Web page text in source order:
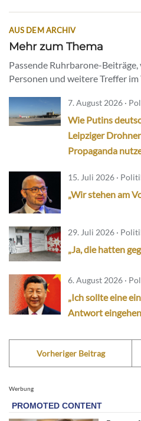
AUS DEM ARCHIV
Mehr zum Thema
Passende Ruhrbarone-
Personen und weitere Treffer im
7. August 2026 ·
Wie Putins
Leipziger
Propaganda
15. Juli 2026 ·
„Wir stehen am
29. Juli 2026 ·
„Ja, die hatten
6. August 2026 ·
„Ich sollte eine
Antwort
Vorheriger Beitrag
Werbung